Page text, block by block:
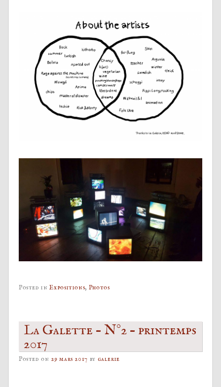
Posted inExpositions, Photos
La Galette – N°2 – printemps
2017
Posted on 29 mars 2017 by galerie